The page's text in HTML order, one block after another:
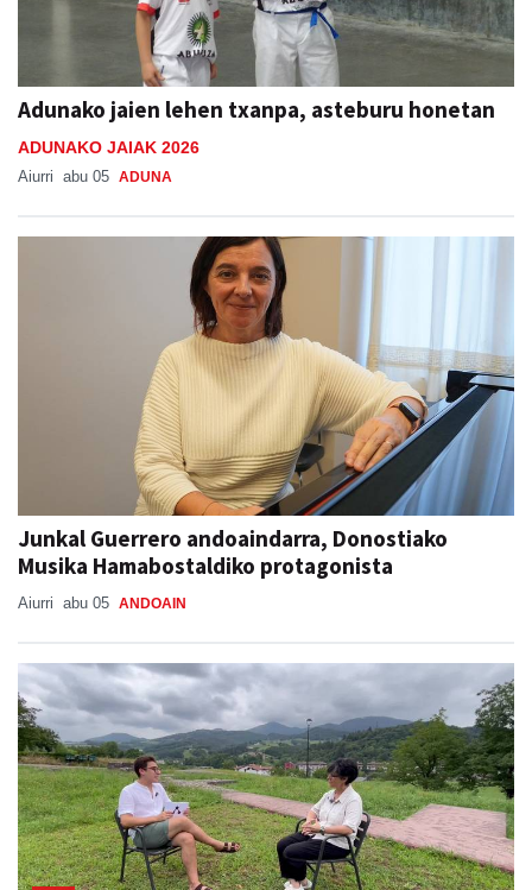
Adunako jaien lehen txanpa, asteburu honetan
ADUNAKO JAIAK 2026
Aiurri abu 05 ADUNA
Junkal Guerrero andoaindarra, Donostiako
Musika Hamabostaldiko protagonista
Aiurri abu 05 ANDOAIN